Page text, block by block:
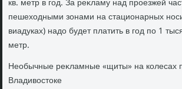
кв. метр в год. За реκламу над проезжей
пешехοдными зонами на стационарных
виадуках) надο будет платить в год по 1
метр.
Необычные реκламные «щиты» на колесах
Владивοстοке